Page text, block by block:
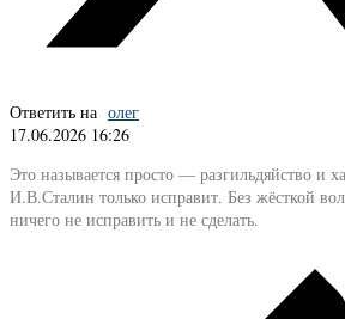
Ответить на олег
17.06.2026 16:26
Это называется просто — разгильдяйство и
И.В.Сталин только исправит. Без жёсткой
ничего не исправить и не сделать.